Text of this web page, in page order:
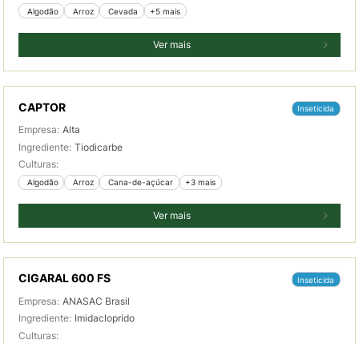
Algodão Arroz Cevada +5 mais
Ver mais
CAPTOR Inseticida
Empresa: Alta
Ingrediente: Tiodicarbe
Culturas:
Algodão Arroz Cana-de-açúcar +3 mais
Ver mais
CIGARAL 600 FS Inseticida
Empresa: ANASAC Brasil
Ingrediente: Imidacloprido
Culturas: